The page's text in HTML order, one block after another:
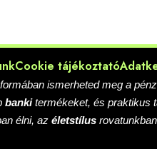
Cookie tájékoztató
ismerheted meg a
bankitermékeket, és praktikus
élni, az életstílus